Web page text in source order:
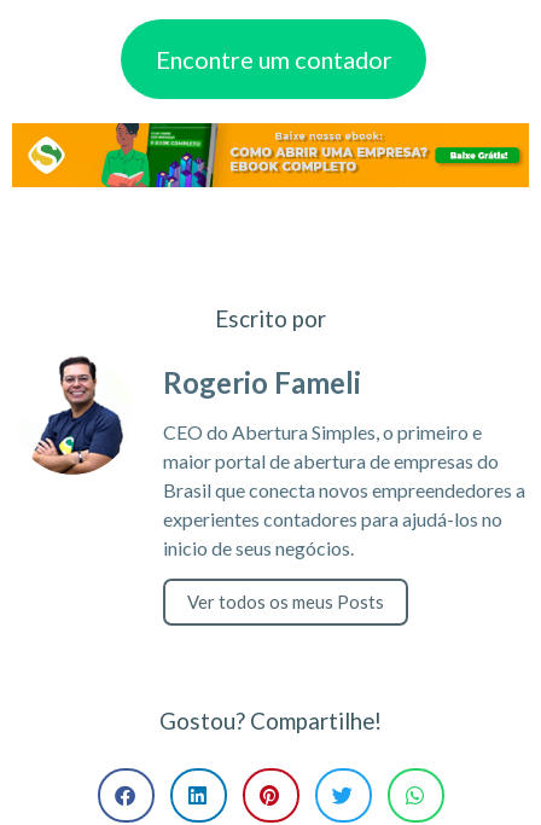
Encontre um contador
Escrito por
Rogerio Fameli
CEO do Abertura Simples, o primeiro e
maior portal de abertura de empresas do
Brasil que conecta novos empreendedores a
experientes contadores para ajudá-los no
inicio de seus negócios.
Ver todos os meus Posts
Gostou? Compartilhe!